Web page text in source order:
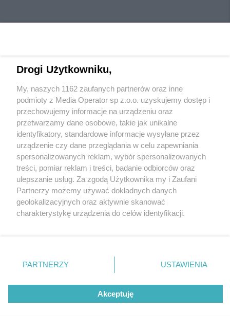
Wydawca mediówlokalnych
Nie zapomnij
zapoznać się z:
polityką prywatności regulamin korzystania z portali
Twojemiasto
Piekary Śląskie
Chorzów
Tarnowskie Góry
Gliwice
Skontakuj sięz nami
Kontakt
Wydawca
Redakcja
Drogi Użytkowniku,
My, naszych 1162 zaufanych partnerów oraz inne
podmioty z Media Operator sp z.o.o. uzyskujemy dostęp i
przechowujemy informacje na urządzeniu oraz
przetwarzamy dane osobowe, takie jak unikalne
identyfikatory, standardowe informacje wysyłane przez
urządzenie czy dane przeglądania w celu zapewniania
spersonalizowanych reklam, wybór spersonalizowanych
treści, pomiar reklam i treści, badanie odbiorców oraz
ulepszanie usług. Za zgodą Użytkownika my i Zaufani
Partnerzy możemy używać dokładnych danych
geolokalizacyjnych oraz aktywnie skanować
charakterystykę urządzenia do celów identyfikacji.
zmienić/wycofać klikając przycisk ustawień prywatności
znajdujący się w lewym dolnym rogu strony
rodzaje przetwarzania danych nie wymagają zgody
użytkownika, ale masz prawo sprzeciwić się takiemu
przetwarzaniu. Preferencje będą miały zastosowania tylko
PARTNERZY USTAWIENIA
Akceptuję